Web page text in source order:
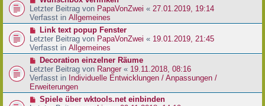
r
a
g
B
e
i
r
a
g
e
u
e
r
B
e
t
r
a
g
Letzter Beitrag von PapaVonZwei « 27.01.2019, 19:14
Verfasst in Allgemeines
N
e
u
e
r
B
e
i
Link text popup Fenster
Letzter Beitrag von PapaVonZwei « 19.01.2019, 21:45
Verfasst in Allgemeines
N
e
u
e
r
B
Decoration einzelner Räume
Letzter Beitrag von Ranger « 19.11.2018, 08:16
Verfasst in Individuelle Entwicklungen / Anpassungen /
Erweiterungen
NSpiele über wktools.net einbinden